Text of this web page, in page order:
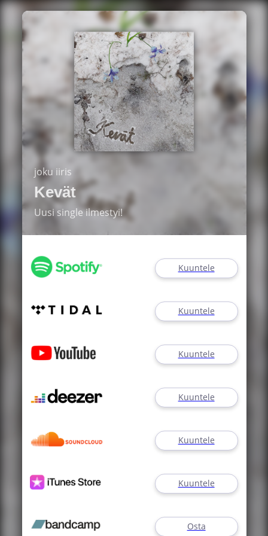
joku iiris
Kevät
Uusi single ilmestyi!
Kuuntele
Kuuntele
Kuuntele
Kuuntele
Kuuntele
Kuuntele
Osta